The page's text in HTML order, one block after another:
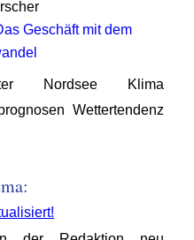
Geschäft mit dem
Nordsee Klima
Wettertendenz